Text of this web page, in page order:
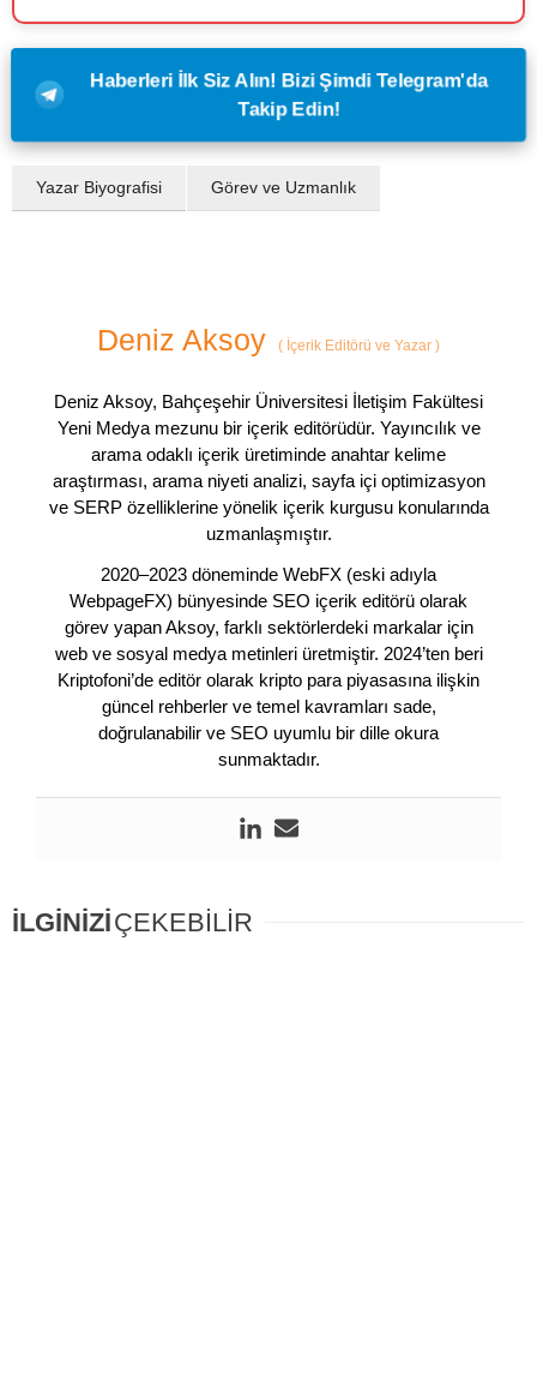
Haberleri İlk Siz Alın! Bizi Şimdi Telegram'da
Takip Edin!
Yazar Biyografisi Görev ve Uzmanlık
Deniz Aksoy ( İçerik Editörü ve Yazar )
Deniz Aksoy, Bahçeşehir Üniversitesi İletişim Fakültesi
Yeni Medya mezunu bir içerik editörüdür. Yayıncılık ve
arama odaklı içerik üretiminde anahtar kelime
araştırması, arama niyeti analizi, sayfa içi optimizasyon
ve SERP özelliklerine yönelik içerik kurgusu konularında
uzmanlaşmıştır.
2020–2023 döneminde WebFX (eski adıyla
WebpageFX) bünyesinde SEO içerik editörü olarak
görev yapan Aksoy, farklı sektörlerdeki markalar için
web ve sosyal medya metinleri üretmiştir. 2024’ten beri
Kriptofoni’de editör olarak kripto para piyasasına ilişkin
güncel rehberler ve temel kavramları sade,
doğrulanabilir ve SEO uyumlu bir dille okura
sunmaktadır.
İLGİNİZİÇEKEBİLİR